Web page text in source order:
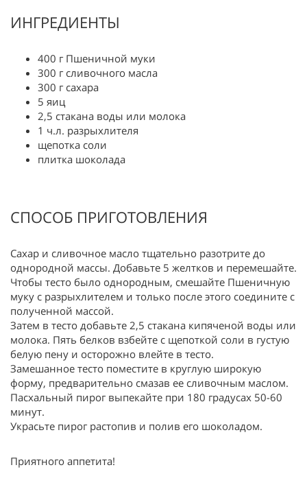
ИНГРЕДИЕНТЫ
400 г Пшеничной муки
300 г сливочного масла
300 г сахара
5 яиц
2,5 стакана воды или молока
1 ч.л. разрыхлителя
щепотка соли
плитка шоколада
СПОСОБ ПРИГОТОВЛЕНИЯ
Сахар и сливочное масло тщательно разотрите до
однородной массы. Добавьте 5 желтков и перемешайте.
Чтобы тесто было однородным, смешайте Пшеничную
муку с разрыхлителем и только после этого соедините с
полученной массой.
Затем в тесто добавьте 2,5 стакана кипяченой воды или
молока. Пять белков взбейте с щепоткой соли в густую
белую пену и осторожно влейте в тесто.
Замешанное тесто поместите в круглую широкую
форму, предварительно смазав ее сливочным маслом.
Пасхальный пирог выпекайте при 180 градусах 50-60
минут.
Украсьте пирог растопив и полив его шоколадом.
Приятного аппетита!